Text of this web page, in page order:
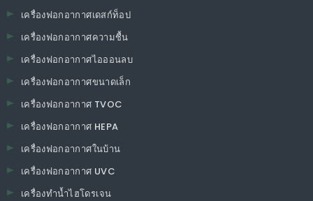
เครื่องฟอกอากาศเดสก์ท็อป
เครื่องฟอกอากาศความชื้น
เครื่องฟอกอากาศไอออนลบ
เครื่องฟอกอากาศขนาดเล็ก
เครื่องฟอกอากาศ TVOC
เครื่องฟอกอากาศ HEPA
เครื่องฟอกอากาศในบ้าน
เครื่องฟอกอากาศ UVC
เครื่องทำน้ำไฮโดรเจน